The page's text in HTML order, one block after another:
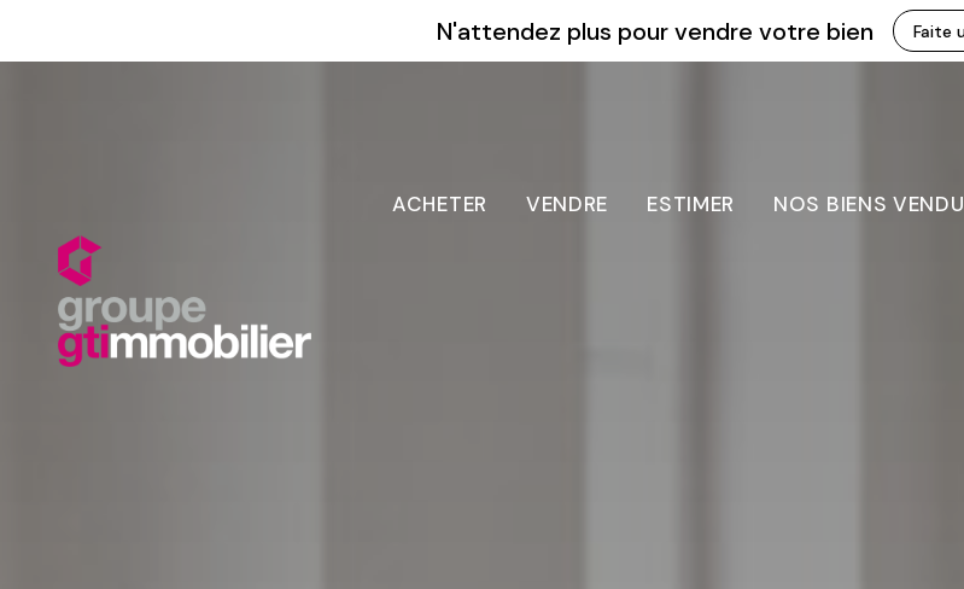
N'attendez plus pour vendre votre bien Faite
ACHETER VENDRE ESTIMER NOS BIENS